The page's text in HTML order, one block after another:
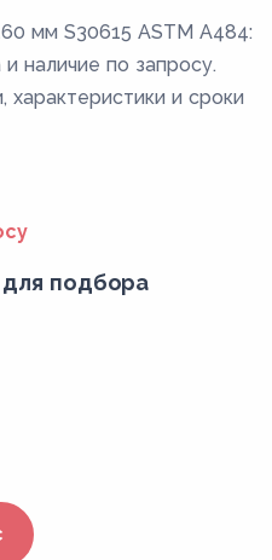
мм S30615 ASTM A484:
наличие по запросу.
характеристики и сроки
подбора